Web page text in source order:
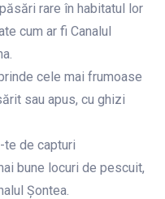
rare în habitatul lor
cum ar fi Canalul
cele mai frumoase
sau apus, cu ghizi
te de capturi
bune locuri de pescuit,
Șontea.